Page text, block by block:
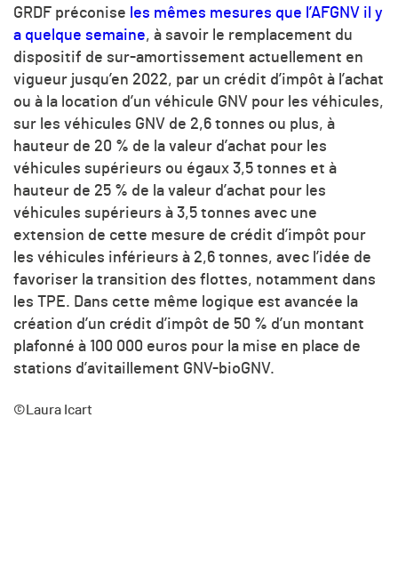
GRDF préconise les mêmes mesures que l’AFGNV il y
a quelque semaine, à savoir le remplacement du
dispositif de sur-amortissement actuellement en
vigueur jusqu’en 2022, par un crédit d’impôt à l’achat
ou à la location d’un véhicule GNV pour les véhicules,
sur les véhicules GNV de 2,6 tonnes ou plus, à
hauteur de 20 % de la valeur d’achat pour les
véhicules supérieurs ou égaux 3,5 tonnes et à
hauteur de 25 % de la valeur d’achat pour les
véhicules supérieurs à 3,5 tonnes avec une
extension de cette mesure de crédit d’impôt pour
les véhicules inférieurs à 2,6 tonnes, avec l’idée de
favoriser la transition des flottes, notamment dans
les TPE. Dans cette même logique est avancée la
création d’un crédit d’impôt de 50 % d’un montant
plafonné à 100 000 euros pour la mise en place de
stations d’avitaillement GNV-bioGNV.
©Laura Icart